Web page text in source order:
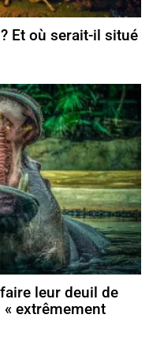
Et où serait-il situé
leur deuil de
extrêmement